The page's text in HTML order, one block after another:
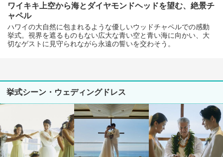
ワイキキ上空から海とダイヤモンドヘッドを望む、絶景チ
ャペル
ハワイの大自然に包まれるような優しいウッドチャペルでの感動
挙式。視界を遮るものもない広大な青い空と青い海に向かい、大
切なゲストに見守られながら永遠の誓いを交わそう。
挙式シーン・ウェディングドレス